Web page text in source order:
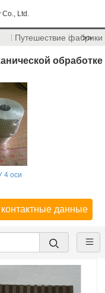
Ltd.
Путешествие фабрики
>>
обработке
4 оси
контактные данные